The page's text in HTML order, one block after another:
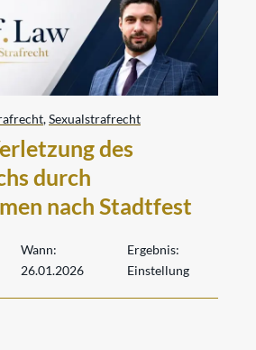
,Sexualstrafrecht
des
durch
nach Stadtfest
Wann:
26.01.2026
Ergebnis:
Einstellung